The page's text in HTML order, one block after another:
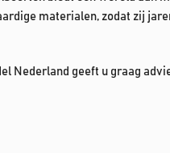
materialen, zodat zij
Nederland geeft u graag